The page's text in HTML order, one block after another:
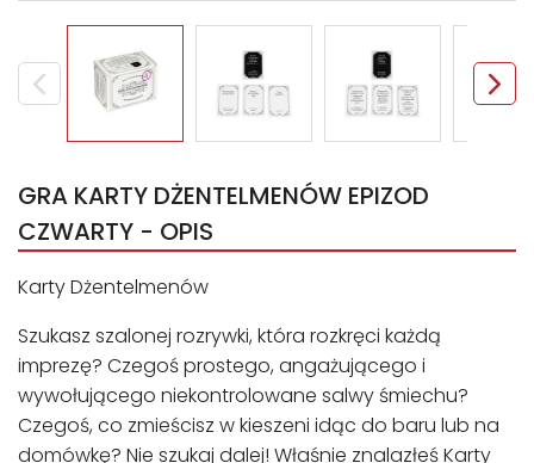
GRA KARTY DŻENTELMENÓW EPIZOD
CZWARTY - OPIS
Karty Dżentelmenów
Szukasz szalonej rozrywki, która rozkręci każdą
imprezę? Czegoś prostego, angażującego i
wywołującego niekontrolowane salwy śmiechu?
Czegoś, co zmieścisz w kieszeni idąc do baru lub na
domówkę? Nie szukaj dalej! Właśnie znalazłeś Karty